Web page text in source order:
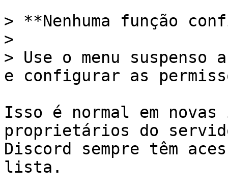
> **Nenhuma função
>
> Use o menu
e configurar as
Isso é normal em
proprietários do
Discord sempre têm
lista.